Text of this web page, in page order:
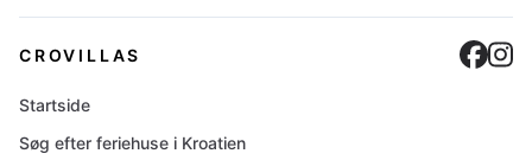
CROVILLAS
Startside
Søg efter feriehuse i Kroatien